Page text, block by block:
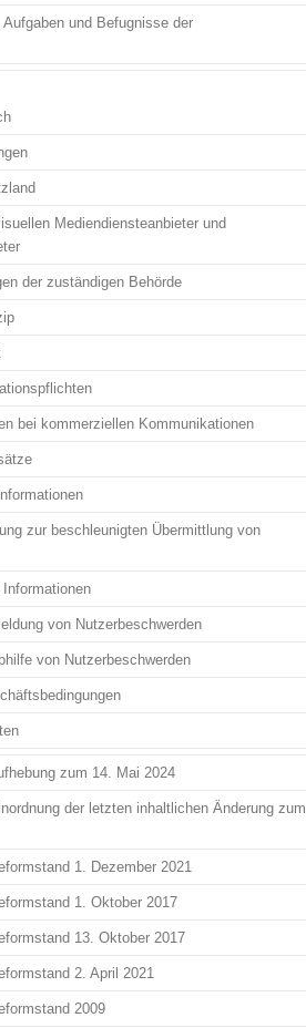
und Befugnisse der
Mediendiensteanbieter und
der zuständigen Behörde
bei kommerziellen Kommunikationen
zur beschleunigten Übermittlung von
von Nutzerbeschwerden
von Nutzerbeschwerden
zum 14. Mai 2024
der letzten inhaltlichen Änderung zum
1. Dezember 2021
1. Oktober 2017
13. Oktober 2017
2. April 2021
2009